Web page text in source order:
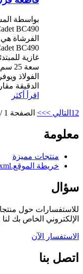
بواسطة المشرف
الفرشاة
غازية
الفولاذ
الدقيقة
اقرأ أكثر
1 2 التالي >>> الصفحة 1 / 2
معلومة
منتجات مميزة
خريطة الموقع.xml
سؤال
للاستفسارات حول
الإلكتروني الخاص بك لنا
الاستفسار الآن
اتصل بنا